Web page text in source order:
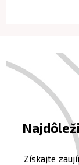
Získajte